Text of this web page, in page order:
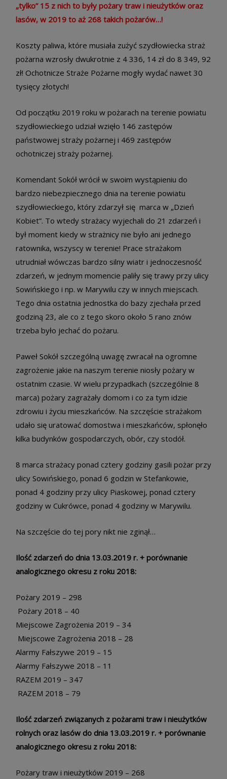
„tylko” 15 z nich to były pożary traw i nieużytków oraz
lasów, w 2019 to aż 268 takich pożarów…!
Koszty paliwa, które musiała zużyć szydłowiecka straż
pożarna wzrosły dwukrotnie z 4 336, 14 zł do 8 349, 92
zł! Ochotnicze Straże Pożarne mogły wydać nawet 30
tysięcy złotych!
Od początku 2019 roku w pożarach na terenie powiatu
szydłowieckiego udział wzięło 146 zastępów
państwowej straży pożarnej i 469 zastępów
ochotniczej straży pożarnej.
Komendant Sokół wrócił w swoim wystąpieniu do
bardzo niebezpiecznego dnia na terenie powiatu
szydłowieckiego, który zdarzył się marca w „Dzień
Kobiet”. To wtedy strażacy wyjechali do 21 zdarzeń i
był moment kiedy w strażnicy nie było ani jednego
ratownika, wszyscy w terenie! Prace strażakom
utrudniał wówczas bardzo silny wiatr i jednoczesność
zdarzeń, w jednym momencie paliły się trawy przy ulicy
Sowińskiego i np. w Marywilu czy w innych miejscach.
Tego dnia ostatnia jednostka do bazy zjechała przed
godziną 23, ale co z tego skoro około 5 rano znów
trzeba było jechać do pożaru.
Paweł Sokół szczególną uwagę zwracał na ogromne
zagrożenie jakie na naszym terenie niosły pożary w
ostatnim czasie. W wielu przypadkach (szczególnie 8
marca) pożary zagrażały domom i co za tym idzie
zdrowiu i życiu mieszkańców. Na szczęście strażakom
udało się uratować domostwa i mieszkańców, spłonęło
kilka budynków gospodarczych, obór, czy stodół.
8 marca strażacy ponad cztery godziny gasili pożar przy
ulicy Sowińskiego, ponad 6 godzin w Stefankowie,
ponad 4 godziny przy ulicy Piaskowej, ponad cztery
godziny w Cukrówce, ponad 4 godziny w Marywilu.
Na szczęście do tej pory nikt nie zginął…
Ilość zdarzeń do dnia 13.03.2019 r. + porównanie
analogicznego okresu z roku 2018:
Pożary 2019 – 298
Pożary 2018 – 40
Miejscowe Zagrożenia 2019 – 34
Miejscowe Zagrożenia 2018 – 28
Alarmy Fałszywe 2019 – 15
Alarmy Fałszywe 2018 – 11
RAZEM 2019 – 347
RAZEM 2018 – 79
Ilość zdarzeń związanych z pożarami traw i nieużytków
rolnych oraz lasów do dnia 13.03.2019 r. + porównanie
analogicznego okresu z roku 2018:
Pożary traw i nieużytków 2019 – 268